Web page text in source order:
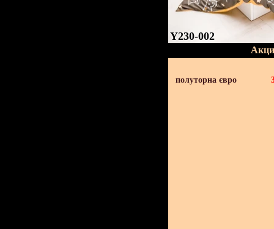
Y230-002
полуторна євро